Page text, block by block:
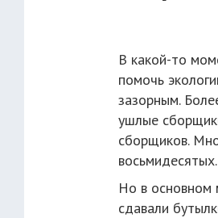
В какой-то
помочь
зазорным.
ушлые
сборщиков.
восьмидесятых.
Но в основном
сдавали